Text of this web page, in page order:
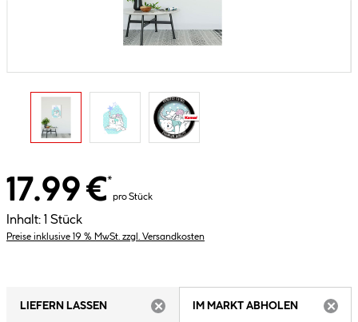
17.99 €*
pro Stück
Inhalt: 1 Stück
Preise inklusive 19 % MwSt. zzgl. Versandkosten
LIEFERN LASSEN
IM MARKT ABHOLEN